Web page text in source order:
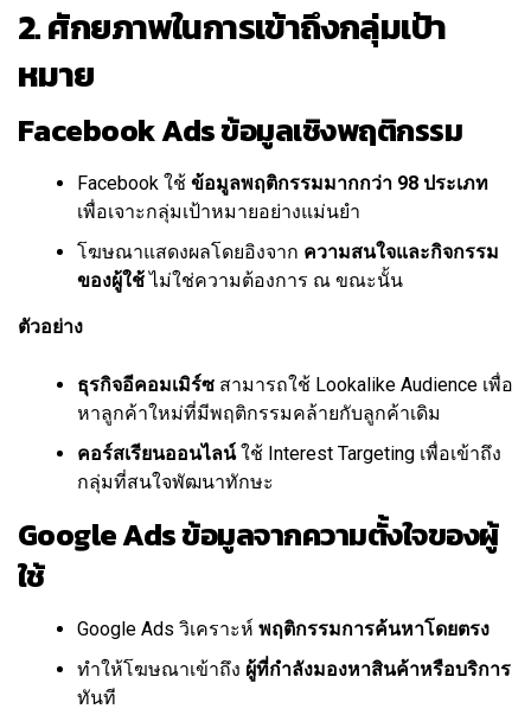
2. ศักยภาพในการเข้าถึงกลุ่มเป้า
หมาย
Facebook Ads ข้อมูลเชิงพฤติกรรม
Facebook ใช้ ข้อมูลพฤติกรรมมากกว่า 98 ประเภท
เพื่อเจาะกลุ่มเป้าหมายอย่างแม่นยำ
โฆษณาแสดงผลโดยอิงจาก ความสนใจและกิจกรรม
ของผู้ใช้ไม่ใช่ความต้องการ ณ ขณะนั้น
ตัวอย่าง
ธุรกิจอีคอมเมิร์ซ สามารถใช้ Lookalike Audience เพื่อ
หาลูกค้าใหม่ที่มีพฤติกรรมคล้ายกับลูกค้าเดิม
คอร์สเรียนออนไลน์ใช้ Interest Targeting เพื่อเข้าถึง
กลุ่มที่สนใจพัฒนาทักษะ
Google Ads ข้อมูลจากความตั้งใจของผู้
ใช้
Google Ads วิเคราะห์ พฤติกรรมการค้นหาโดยตรง
ทำให้โฆษณาเข้าถึง ผู้ที่กำลังมองหาสินค้าหรือบริการ
ทันที